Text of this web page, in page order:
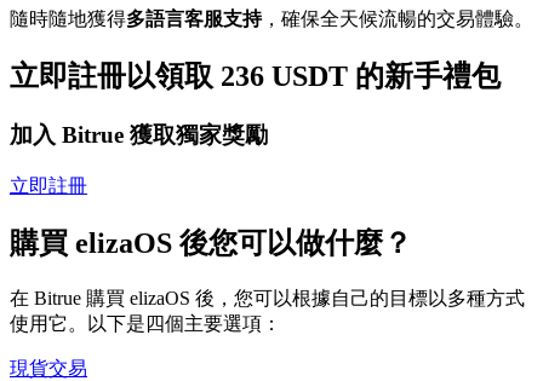
隨時隨地獲得多語言客服支持，確保全天候流暢的交易體驗。
立即註冊以領取 236 USDT 的新手禮包
加入 Bitrue 獲取獨家獎勵
立即註冊
購買 elizaOS 後您可以做什麼？
在 Bitrue 購買 elizaOS 後，您可以根據自己的目標以多種方式
使用它。以下是四個主要選項：
現貨交易